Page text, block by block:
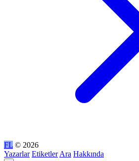
FL © 2026
Yazarlar Etiketler Ara Hakkında